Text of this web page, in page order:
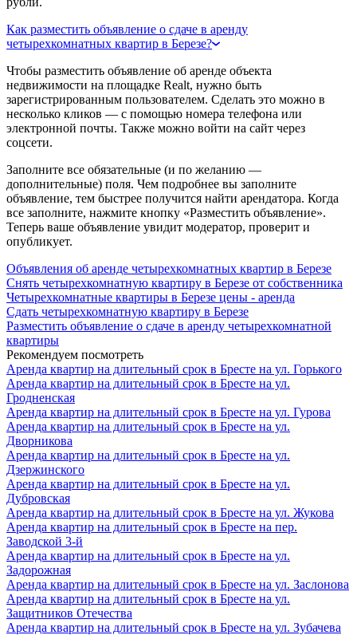
Как разместить объявление о сдаче в аренду
четырехкомнатных квартир в Березе?
Чтобы разместить объявление об аренде объекта
недвижимости на площадке Realt, нужно быть
зарегистрированным пользователем. Сделать это можно в
несколько кликов — с помощью номера телефона или
электронной почты. Также можно войти на сайт через
соцсети.
Заполните все обязательные (и по желанию —
дополнительные) поля. Чем подробнее вы заполните
объявление, тем быстрее получится найти арендатора. Когда
все заполните, нажмите кнопку «Разместить объявление».
Теперь ваше объявление увидит модератор, проверит и
опубликует.
Объявления об аренде четырехкомнатных квартир в Березе
Снять четырехкомнатную квартиру в Березе от собственника
Четырехкомнатные квартиры в Березе цены - аренда
Сдать четырехкомнатную квартиру в Березе
Разместить объявление о сдаче в аренду четырехкомнатной
квартиры
Рекомендуем посмотреть
Аренда квартир на длительный срок в Бресте на ул. Горького
Аренда квартир на длительный срок в Бресте на ул.
Гродненская
Аренда квартир на длительный срок в Бресте на ул. Гурова
Аренда квартир на длительный срок в Бресте на ул.
Дворникова
Аренда квартир на длительный срок в Бресте на ул.
Дзержинского
Аренда квартир на длительный срок в Бресте на ул.
Дубровская
Аренда квартир на длительный срок в Бресте на ул. Жукова
Аренда квартир на длительный срок в Бресте на пер.
Заводской 3-й
Аренда квартир на длительный срок в Бресте на ул.
Задорожная
Аренда квартир на длительный срок в Бресте на ул. Заслонова
Аренда квартир на длительный срок в Бресте на ул.
Защитников Отечества
Аренда квартир на длительный срок в Бресте на ул. Зубачева